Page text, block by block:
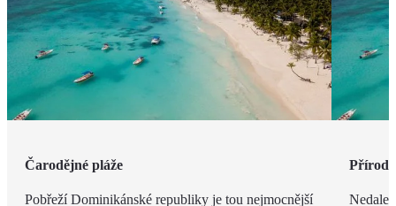
Čarodějné pláže
Pobřeží Dominikánské republiky je tou nejmocnější